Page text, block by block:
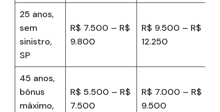
25 anos,
sem
sinistro,
SP
R$ 7.500 – R$
9.800
R$ 9.500 – R$
12.250
45 anos,
bônus
máximo,
R$ 5.500 – R$
7.500
R$ 7.000 – R$
9.500